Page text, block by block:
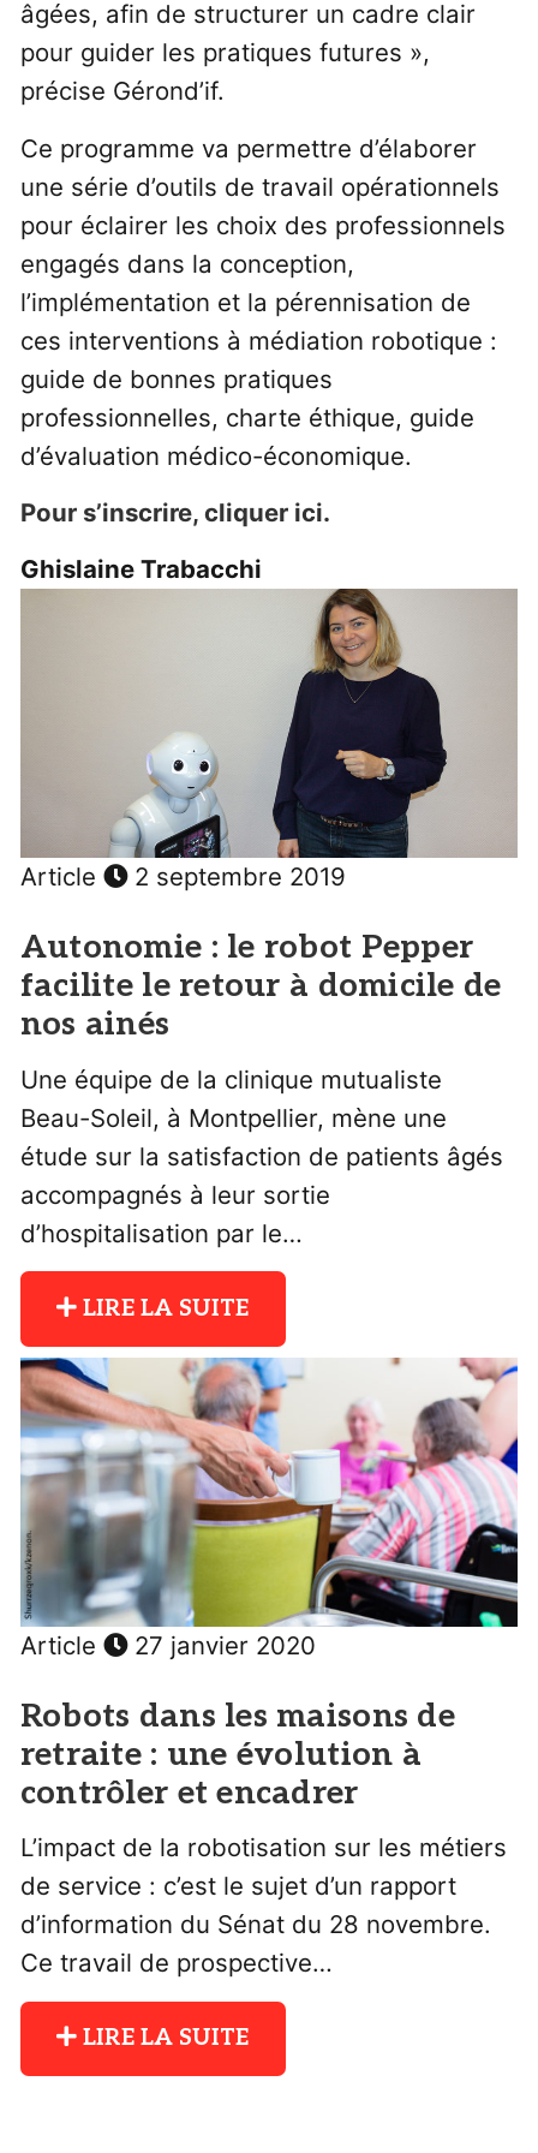
âgées, afin de structurer un cadre clair
pour guider les pratiques futures »,
précise Gérond’if.
Ce programme va permettre d’élaborer
une série d’outils de travail opérationnels
pour éclairer les choix des professionnels
engagés dans la conception,
l’implémentation et la pérennisation de
ces interventions à médiation robotique :
guide de bonnes pratiques
professionnelles, charte éthique, guide
d’évaluation médico-économique.
Pour s’inscrire, cliquer ici.
Ghislaine Trabacchi
Article 2 septembre 2019
Autonomie : le robot Pepper
facilite le retour à domicile de
nos ainés
Une équipe de la clinique mutualiste
Beau-Soleil, à Montpellier, mène une
étude sur la satisfaction de patients âgés
accompagnés à leur sortie
d’hospitalisation par le…
LIRE LA SUITE
Article 27 janvier 2020
Robots dans les maisons de
retraite : une évolution à
contrôler et encadrer
L’impact de la robotisation sur les métiers
de service : c’est le sujet d’un rapport
d’information du Sénat du 28 novembre.
Ce travail de prospective…
LIRE LA SUITE